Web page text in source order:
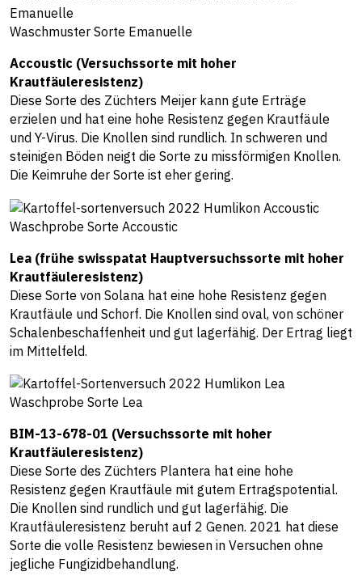
Waschmuster Sorte Emanuelle
Accoustic (Versuchssorte mit hoher
Krautfäuleresistenz)
Diese Sorte des Züchters Meijer kann gute Erträge
erzielen und hat eine hohe Resistenz gegen Krautfäule
und Y-Virus. Die Knollen sind rundlich. In schweren und
steinigen Böden neigt die Sorte zu missförmigen Knollen.
Die Keimruhe der Sorte ist eher gering.
Waschprobe Sorte Accoustic
Lea (frühe swisspatat Hauptversuchssorte mit hoher
Krautfäuleresistenz)
Diese Sorte von Solana hat eine hohe Resistenz gegen
Krautfäule und Schorf. Die Knollen sind oval, von schöner
Schalenbeschaffenheit und gut lagerfähig. Der Ertrag liegt
im Mittelfeld.
Waschprobe Sorte Lea
BIM-13-678-01 (Versuchssorte mit hoher
Krautfäuleresistenz)
Diese Sorte des Züchters Plantera hat eine hohe
Resistenz gegen Krautfäule mit gutem Ertragspotential.
Die Knollen sind rundlich und gut lagerfähig. Die
Krautfäuleresistenz beruht auf 2 Genen. 2021 hat diese
Sorte die volle Resistenz bewiesen in Versuchen ohne
jegliche Fungizidbehandlung.